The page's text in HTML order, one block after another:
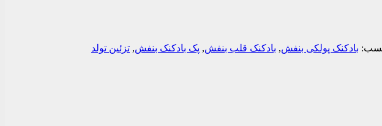
بادکنک پولکی بنفش, بادکنک قلب بنفش, پک بادکنک بنفش, تزئین تولد